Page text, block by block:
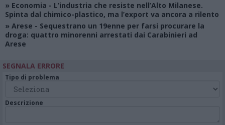
» Economia - L’industria che resiste nell’Alto Milanese.
Spinta dal chimico-plastico, ma l’export va ancora a rilento
» Arese - Sequestrano un 19enne per farsi procurare la
droga: quattro minorenni arrestati dai Carabinieri ad
Arese
SEGNALA ERRORE
Tipo di problema
Descrizione